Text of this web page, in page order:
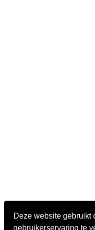
Deze website gebruikt
gebruikerservaring te